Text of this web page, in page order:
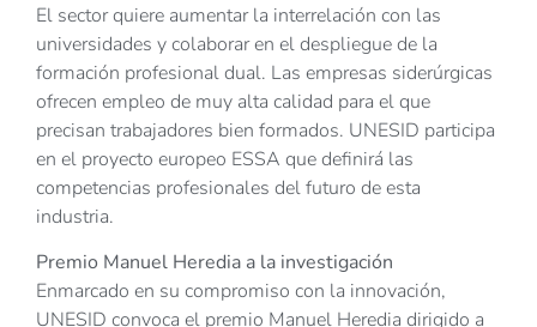
El sector quiere aumentar la interrelación con las
universidades y colaborar en el despliegue de la
formación profesional dual. Las empresas siderúrgicas
ofrecen empleo de muy alta calidad para el que
precisan trabajadores bien formados. UNESID participa
en el proyecto europeo ESSA que definirá las
competencias profesionales del futuro de esta
industria.
Premio Manuel Heredia a la investigación
Enmarcado en su compromiso con la innovación,
UNESID convoca el premio Manuel Heredia dirigido a